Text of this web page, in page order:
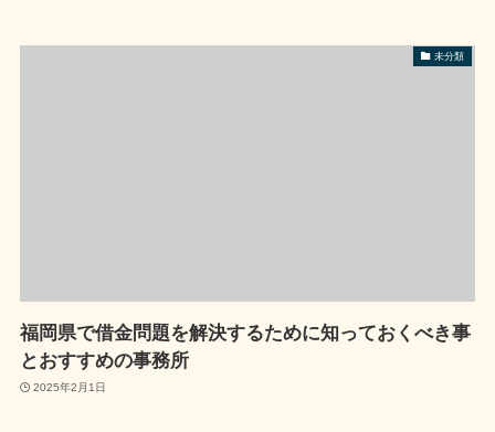
未分類
福岡県で借金問題を解決するために知っておくべき事
とおすすめの事務所
2025年2月1日